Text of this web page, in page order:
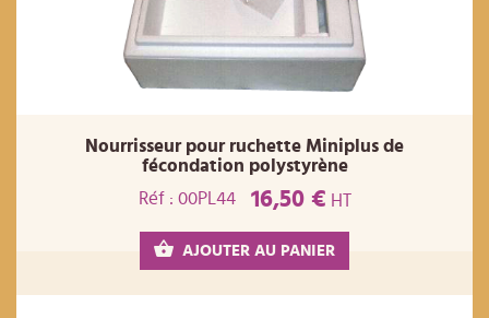
Nourrisseur pour ruchette Miniplus de
fécondation polystyrène
Réf : 00PL44
16,50 € HT
AJOUTER AU PANIER